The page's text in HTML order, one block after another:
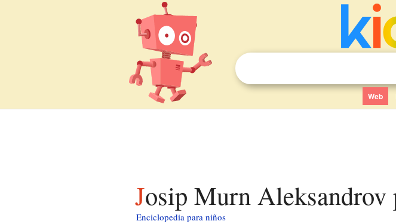
Web
Josip Murn Aleksandrov
Enciclopedia para niños